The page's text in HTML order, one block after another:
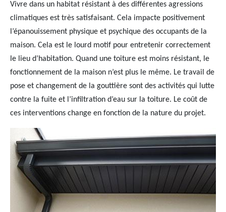
Vivre dans un habitat résistant à des différentes agressions
climatiques est très satisfaisant. Cela impacte positivement
l’épanouissement physique et psychique des occupants de la
maison. Cela est le lourd motif pour entretenir correctement
le lieu d’habitation. Quand une toiture est moins résistant, le
fonctionnement de la maison n’est plus le même. Le travail de
pose et changement de la gouttière sont des activités qui lutte
contre la fuite et l’infiltration d’eau sur la toiture. Le coût de
ces interventions change en fonction de la nature du projet.